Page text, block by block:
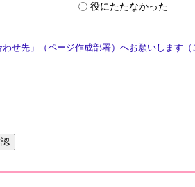
役にたたなかった
せ先」（ページ作成部署）へお願いします（